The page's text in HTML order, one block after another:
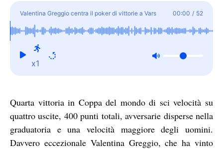
Valentina Greggio centra il poker di vittorie a Vars 00:00 / 52
x1
Quarta vittoria in Coppa del mondo di sci velocità su
quattro uscite, 400 punti totali, avversarie disperse nella
graduatoria e una velocità maggiore degli uomini.
Davvero eccezionale Valentina Greggio, che ha vinto